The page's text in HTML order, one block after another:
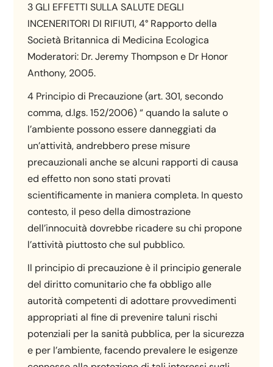
3 GLI EFFETTI SULLA SALUTE DEGLI
INCENERITORI DI RIFIUTI, 4° Rapporto della
Società Britannica di Medicina Ecologica
Moderatori: Dr. Jeremy Thompson e Dr Honor
Anthony, 2005.
4 Principio di Precauzione (art. 301, secondo
comma, d.lgs. 152/2006) “ quando la salute o
l’ambiente possono essere danneggiati da
un’attività, andrebbero prese misure
precauzionali anche se alcuni rapporti di causa
ed effetto non sono stati provati
scientificamente in maniera completa. In questo
contesto, il peso della dimostrazione
dell’innocuità dovrebbe ricadere su chi propone
l’attività piuttosto che sul pubblico.
Il principio di precauzione è il principio generale
del diritto comunitario che fa obbligo alle
autorità competenti di adottare provvedimenti
appropriati al fine di prevenire taluni rischi
potenziali per la sanità pubblica, per la sicurezza
e per l’ambiente, facendo prevalere le esigenze